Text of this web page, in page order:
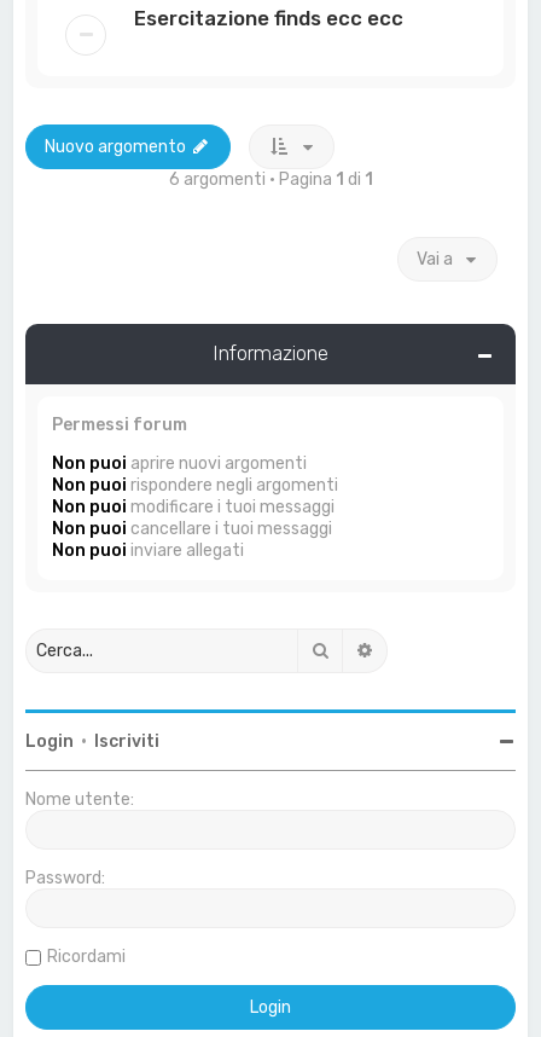
Esercitazione finds ecc ecc
Nuovo argomento
6 argomenti • Pagina 1 di 1
Vai a
Informazione
Permessi forum
Non puoi aprire nuovi argomenti
Non puoi rispondere negli argomenti
Non puoi modificare i tuoi messaggi
Non puoi cancellare i tuoi messaggi
Non puoi inviare allegati
Cerca
Login • Iscriviti
Nome utente:
Password:
Ricordami